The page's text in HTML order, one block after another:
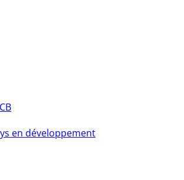
en développement